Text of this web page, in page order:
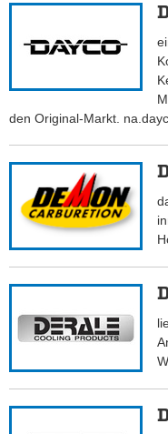
den Original-Markt.